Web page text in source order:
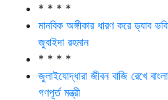
* * * *
মানবিক অঙ্গীকার ধারণ করে ড্যাব
জুবাইদা রহমান
* * * *
জুলাইযোদ্ধারা জীবন বাজি রেখে
গণপূর্ত মন্ত্রী